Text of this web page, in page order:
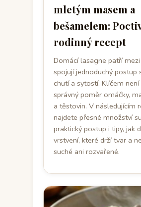
mletým masem a
bešamelem:
rodinný recept
Domácí lasagne patří
spojují jednoduchý postup
chutí a sytostí. Klíčem
správný poměr omáčky,
a těstovin. V následujícím
najdete přesné množství
praktický postup i tipy, jak
vrstvení, které drží tvar a
suché ani rozvařené.